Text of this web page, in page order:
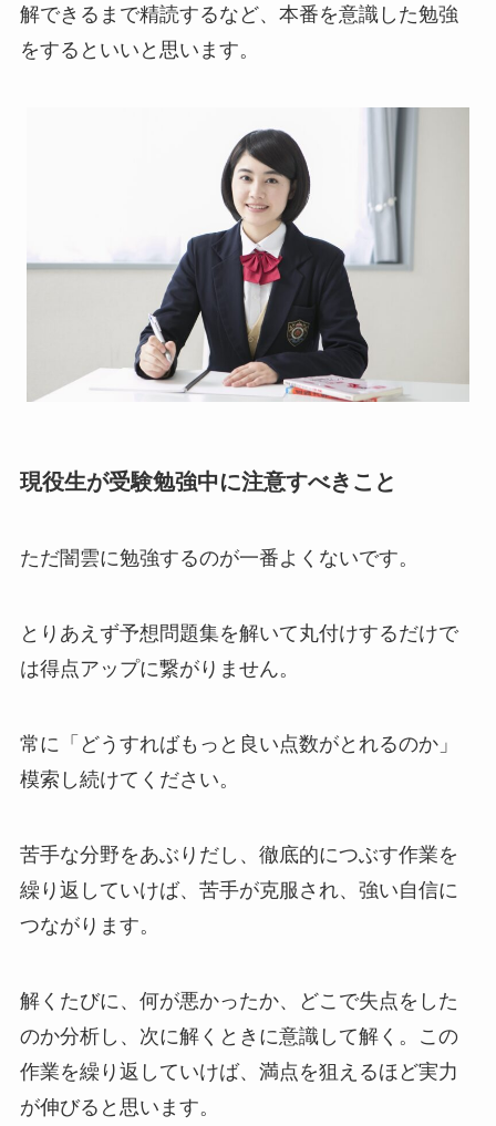
解できるまで精読するなど、本番を意識した勉強
をするといいと思います。
現役生が受験勉強中に注意すべきこと
ただ闇雲に勉強するのが一番よくないです。
とりあえず予想問題集を解いて丸付けするだけで
は得点アップに繋がりません。
常に「どうすればもっと良い点数がとれるのか」
模索し続けてください。
苦手な分野をあぶりだし、徹底的につぶす作業を
繰り返していけば、苦手が克服され、強い自信に
つながります。
解くたびに、何が悪かったか、どこで失点をした
のか分析し、次に解くときに意識して解く。この
作業を繰り返していけば、満点を狙えるほど実力
が伸びると思います。